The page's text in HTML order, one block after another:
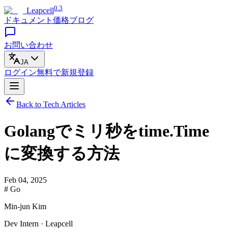
Leapcell0.3
ドキュメント 価格ブログ
お問い合わせ
JA
ログイン無料で新規登録
Back to Tech Articles
Golangでミリ秒をtime.Time
に変換する方法
Feb 04, 2025
# Go
Min-jun Kim
Dev Intern · Leapcell